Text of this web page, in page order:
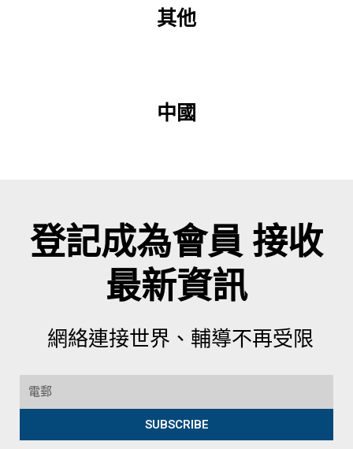
其他
中國
登記成為會員 接收
最新資訊
網絡連接世界、輔導不再受限
SUBSCRIBE